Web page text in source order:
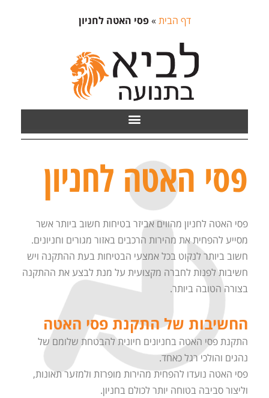
דף הבית»פסי האטה לחניון
פסי האטה לחניון
פסי האטה לחניון מהווים אביזר בטיחות חשוב ביותר אשר
מסייע להפחית את מהירות הרכבים באזור מגורים וחניונים.
חשוב ביותר לנקוט בכל אמצעי הבטיחות בעת ההתקנה ויש
חשיבות לפנות לחברה מקצועית על מנת לבצע את ההתקנה
בצורה הטובה ביותר.
החשיבות של התקנת פסי האטה
התקנת פסי האטה בחניונים חיונית להבטחת שלומם של
נהגים והולכי רגל כאחד.
פסי האטה נועדו להפחית מהירות מופרזת ולמזער תאונות,
וליצור סביבה בטוחה יותר לכולם בחניון.